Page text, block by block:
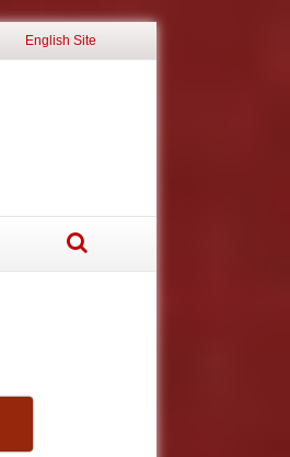
English Site